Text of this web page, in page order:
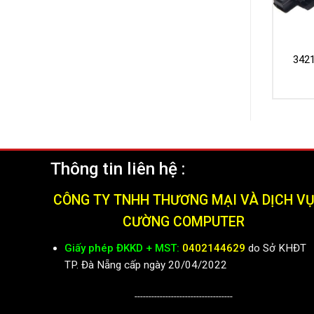
Thông tin liên hệ :
CÔNG TY TNHH THƯƠNG MẠI VÀ DỊCH VỤ
CƯỜNG COMPUTER
Giấy phép ĐKKD + MST: 0402144629 do Sở KHĐT
TP. Đà Nẵng cấp ngày 20/04/2022
-----------------------------------